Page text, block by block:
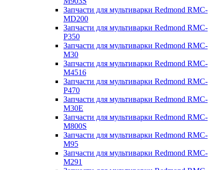
Запчасти для мультиварки Redmond RMC-
MD200
Запчасти для мультиварки Redmond RMC-
P350
Запчасти для мультиварки Redmond RMC-
M30
Запчасти для мультиварки Redmond RMC-
M4516
Запчасти для мультиварки Redmond RMC-
P470
Запчасти для мультиварки Redmond RMC-
M30E
Запчасти для мультиварки Redmond RMC-
M800S
Запчасти для мультиварки Redmond RMC-
M95
Запчасти для мультиварки Redmond RMC-
M291